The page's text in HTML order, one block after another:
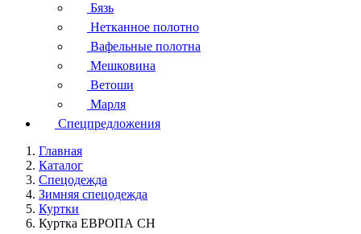
Бязь
Нетканное полотно
Вафельные полотна
Мешковина
Ветоши
Марля
Спецпредложения
Главная
Каталог
Спецодежда
Зимняя спецодежда
Куртки
Куртка ЕВРОПА CH